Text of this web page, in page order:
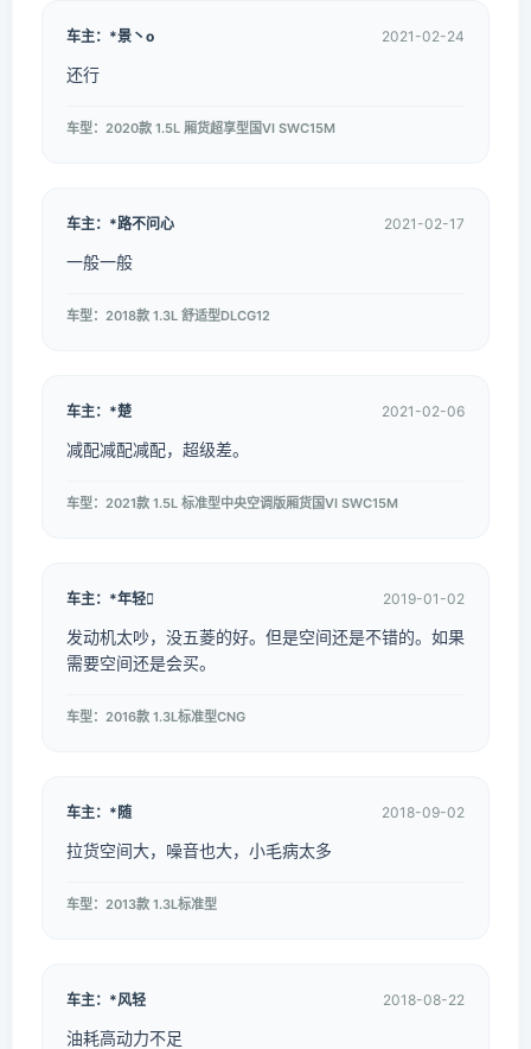
车主：*景丶o 2021-02-24
还行
车型：2020款 1.5L 厢货超享型国VI SWC15M
车主：*路不问心 2021-02-17
一般一般
车型：2018款 1.3L 舒适型DLCG12
车主：*楚 2021-02-06
减配减配减配，超级差。
车型：2021款 1.5L 标准型中央空调版厢货国VI SWC15M
车主：*年轻 2019-01-02
发动机太吵，没五菱的好。但是空间还是不错的。如果
需要空间还是会买。
车型：2016款 1.3L标准型CNG
车主：*随 2018-09-02
拉货空间大，噪音也大，小毛病太多
车型：2013款 1.3L标准型
车主：*风轻 2018-08-22
油耗高动力不足